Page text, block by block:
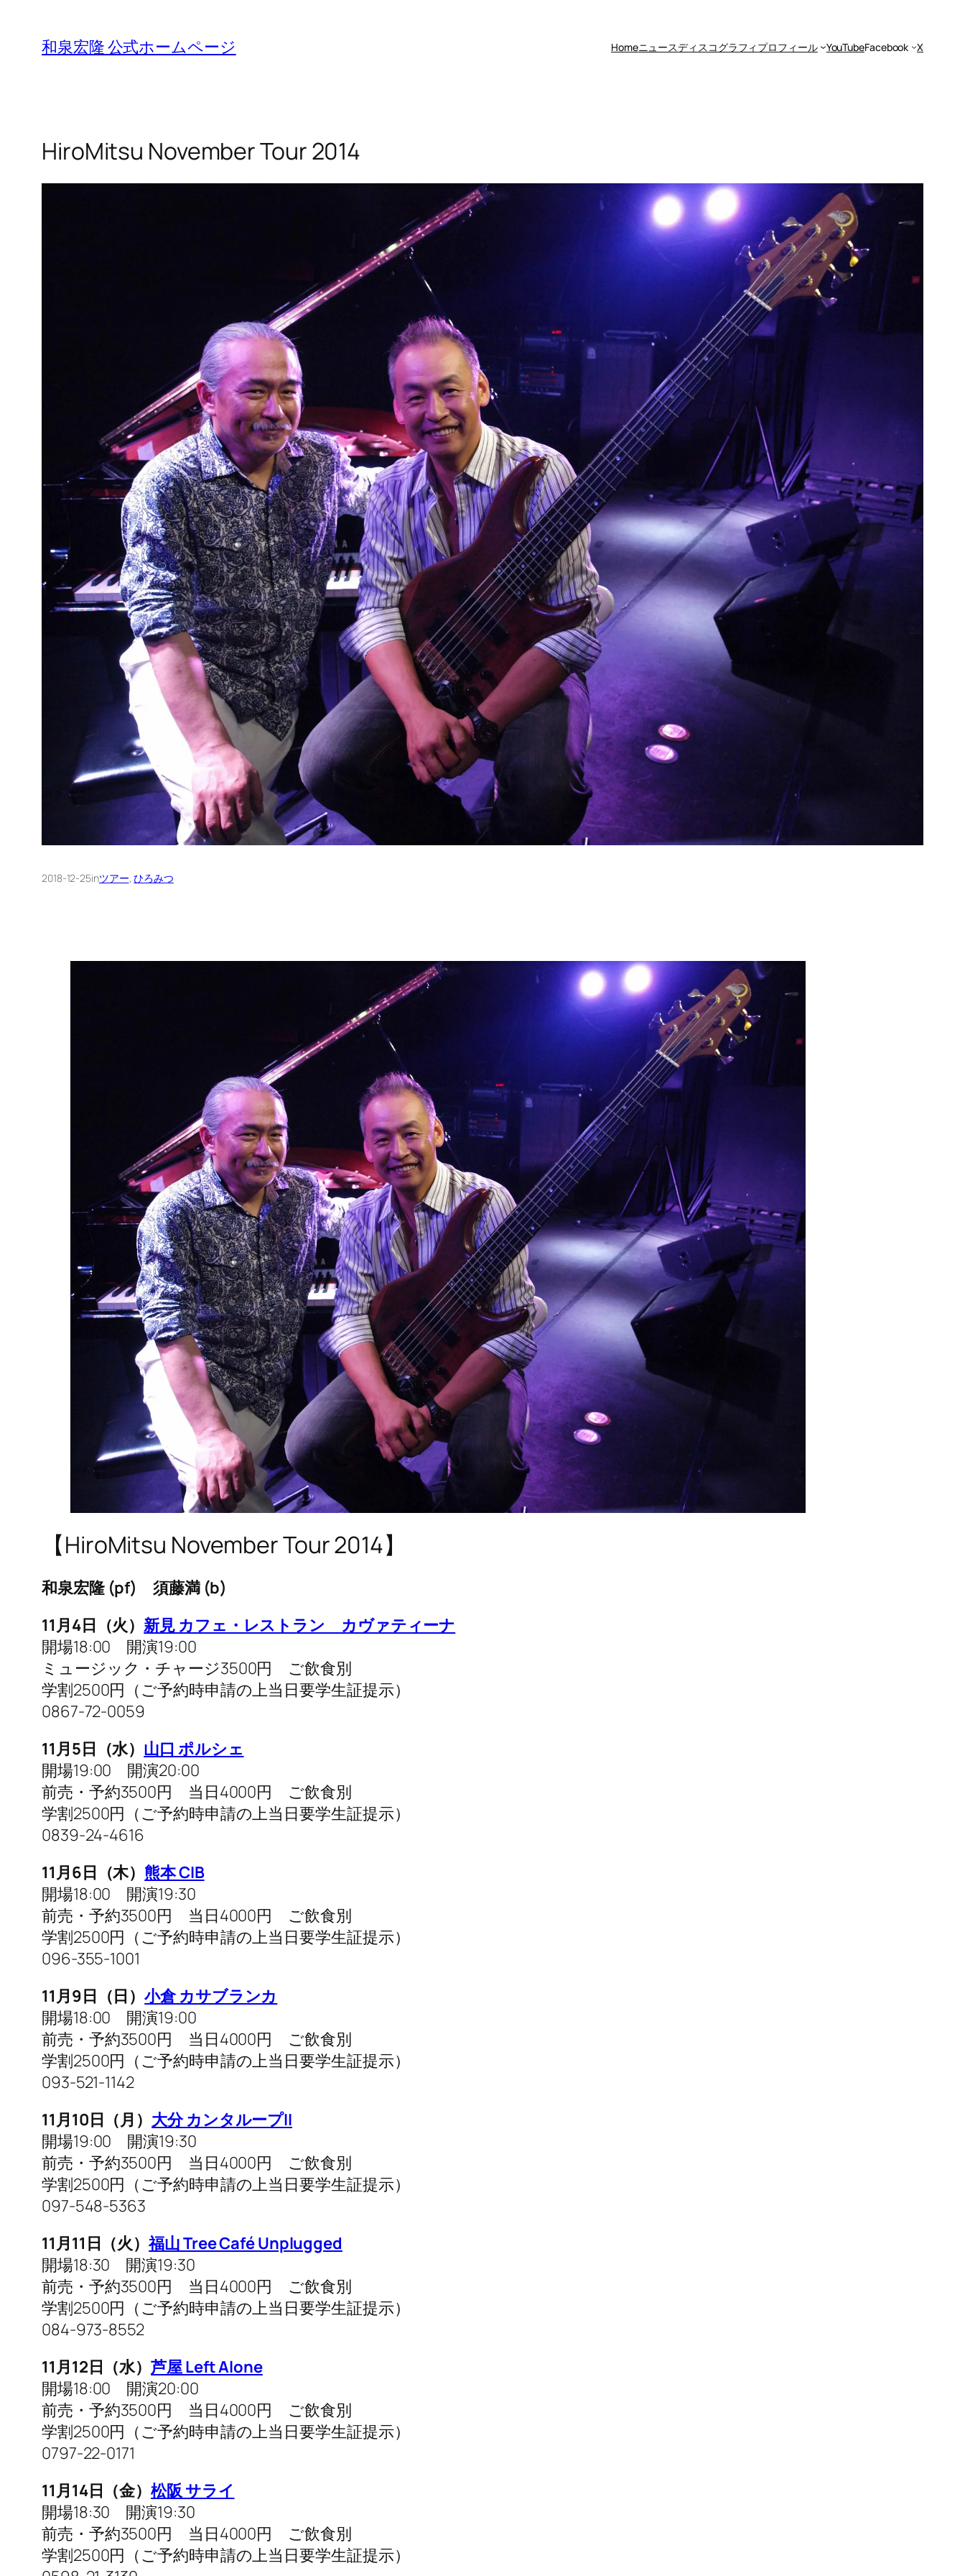
content
和泉宏隆 公式ホームページ Homeニュースディスコグラフィ プロフィール YouTubeFacebook X
HiroMitsu November Tour 2014
2018-12-25inツアー, ひろみつ
【HiroMitsu November Tour 2014】
和泉宏隆 (pf) 須藤満 (b)
11月4日（火）新見 カフェ・レストラン カヴァティーナ
開場18:00 開演19:00
ミュージック・チャージ3500円 ご飲食別
学割2500円（ご予約時申請の上当日要学生証提示）
0867-72-0059
11月5日（水） 山口 ポルシェ
開場19:00 開演20:00
前売・予約3500円 当日4000円 ご飲食別
学割2500円（ご予約時申請の上当日要学生証提示）
0839-24-4616
11月6日（木） 熊本 CIB
開場18:00 開演19:30
前売・予約3500円 当日4000円 ご飲食別
学割2500円（ご予約時申請の上当日要学生証提示）
096-355-1001
11月9日（日）小倉 カサブランカ
開場18:00 開演19:00
前売・予約3500円 当日4000円 ご飲食別
学割2500円（ご予約時申請の上当日要学生証提示）
093-521-1142
11月10日（月） 大分 カンタループII
開場19:00 開演19:30
前売・予約3500円 当日4000円 ご飲食別
学割2500円（ご予約時申請の上当日要学生証提示）
097-548-5363
11月11日（火）福山 Tree Café Unplugged
開場18:30 開演19:30
前売・予約3500円 当日4000円 ご飲食別
学割2500円（ご予約時申請の上当日要学生証提示）
084-973-8552
11月12日（水）芦屋 Left Alone
開場18:00 開演20:00
前売・予約3500円 当日4000円 ご飲食別
学割2500円（ご予約時申請の上当日要学生証提示）
0797-22-0171
11月14日（金）松阪 サライ
開場18:30 開演19:30
前売・予約3500円 当日4000円 ご飲食別
学割2500円（ご予約時申請の上当日要学生証提示）